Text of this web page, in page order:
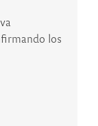
los